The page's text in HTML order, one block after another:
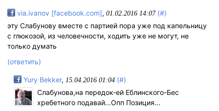
via.ivanov [facebook.com], 01.02.2016 14:07 (#)
эту Слабунову вместе с партией пора уже под капельницу
с глюкозой, из человечности, ходить уже не могут, не
только думать
(ответить)
Yury Bekker, 15.04.2016 01:04 (#)
Слабунова,на передок-ей Еблинского-Бес
хребетного подавай...Опп Позиция...